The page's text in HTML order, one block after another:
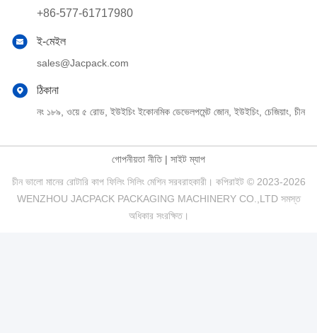
+86-577-61717980
ই-মেইল
sales@Jacpack.com
ঠিকানা
নং ১৮৯, ওয়ে ৫ রোড, ইউইচিং ইকোনমিক ডেভেলপমেন্ট জোন, ইউইচিং, চেজিয়াং, চীন
গোপনীয়তা নীতি| সাইট ম্যাপ
চীন ভালো মানের রোটারি কাপ ফিলিং সিলিং মেশিন সরবরাহকারী। কপিরাইট © 2023-2026
WENZHOU JACPACK PACKAGING MACHINERY CO.,LTD সমস্ত
অধিকার সংরক্ষিত।